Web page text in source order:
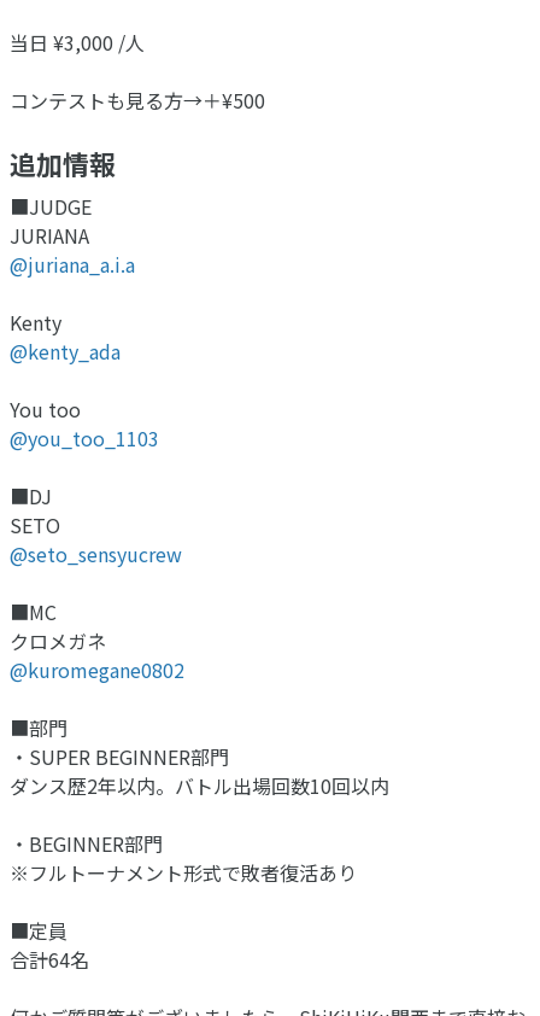
当日 ¥3,000 /人
コンテストも見る方→＋¥500
追加情報
■JUDGE
JURIANA
@juriana_a.i.a
Kenty
@kenty_ada
You too
@you_too_1103
■DJ
SETO
@seto_sensyucrew
■MC
クロメガネ
@kuromegane0802
■部門
・SUPER BEGINNER部門
ダンス歴2年以内。バトル出場回数10回以内
・BEGINNER部門
※フルトーナメント形式で敗者復活あり
■定員
合計64名